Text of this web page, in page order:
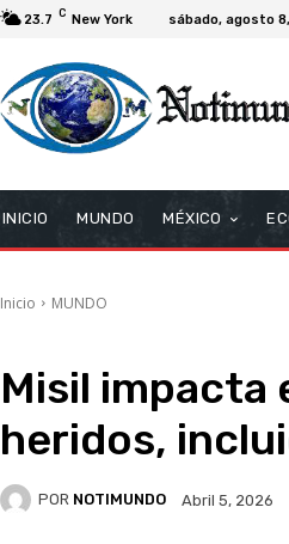
23.7 C New York sábado, agosto
INICIO MUNDO MÉXICO
Inicio MUNDO
Misil impacta
heridos,
POR NOTIMUNDO Abril 5, 2026